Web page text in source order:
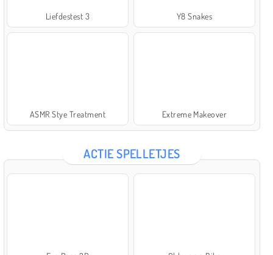
Liefdestest 3 Y8 Snakes
ASMR Stye Treatment Extreme Makeover
ACTIE SPELLETJES